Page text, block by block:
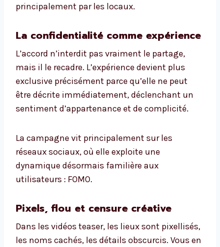
principalement par les locaux.
La confidentialité comme expérience
L’accord n’interdit pas vraiment le partage,
mais il le recadre. L’expérience devient plus
exclusive précisément parce qu’elle ne peut
être décrite immédiatement, déclenchant un
sentiment d’appartenance et de complicité.
La campagne vit principalement sur les
réseaux sociaux, où elle exploite une
dynamique désormais familière aux
utilisateurs : FOMO.
Pixels, flou et censure créative
Dans les vidéos teaser, les lieux sont pixellisés,
les noms cachés, les détails obscurcis. Vous en